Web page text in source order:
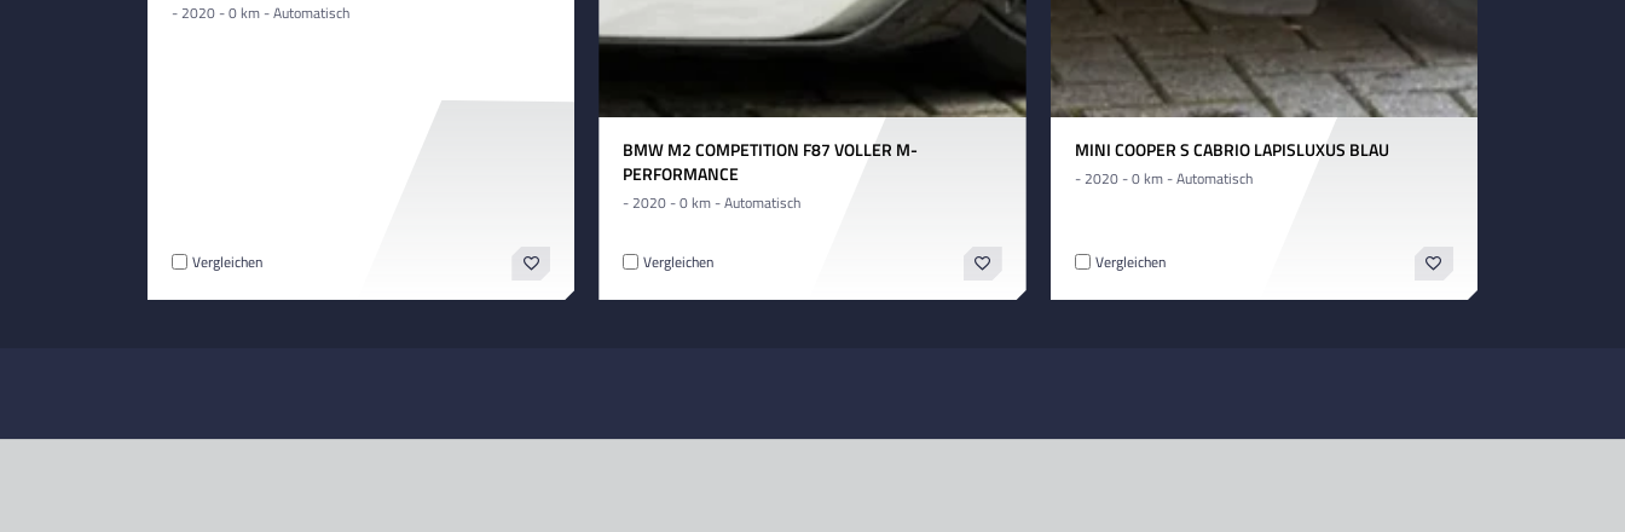
- 2020 - 0 km - Automatisch
Vergleichen
BMW M2 COMPETITION F87 VOLLER M-
PERFORMANCE
- 2020 - 0 km - Automatisch
Vergleichen
MINI COOPER S CABRIO LAPISLUXUS BLAU
- 2020 - 0 km - Automatisch
Vergleichen